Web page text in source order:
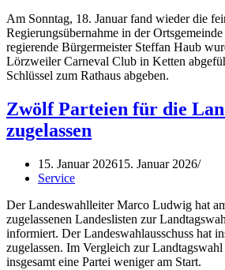
Am Sonntag, 18. Januar fand wieder die
Regierungsübernahme in der
regierende Bürgermeister Steffan Haub
Lörzweiler Carneval Club in Ketten
Schlüssel zum Rathaus abgeben.
Zwölf Parteien für die
zugelassen
15. Januar 202615. Januar 2026
Service
Der Landeswahlleiter Marco Ludwig hat
zugelassenen Landeslisten zur
informiert. Der Landeswahlausschuss hat
zugelassen. Im Vergleich zur
insgesamt eine Partei weniger am Start.